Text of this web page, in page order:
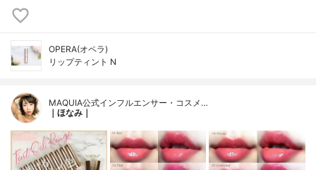
OPERA(オペラ)
リップティント N
MAQUIA公式インフルエンサー・コスメ…
｜ほなみ｜